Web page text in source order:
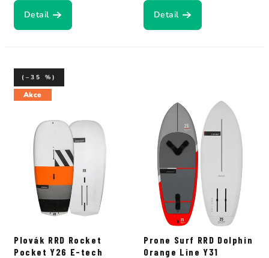
Detail Detail
Akce
Plovák RRD Rocket
Pocket Y26 E-tech
(–35 %)
Prone Surf RRD Dolphin
Orange Line Y31